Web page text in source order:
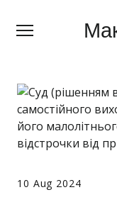
Про
Сфери
Ціни
10 Aug 2024